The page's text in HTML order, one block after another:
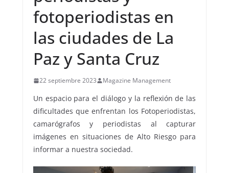
fotoperiodistas en
las ciudades de La
Paz y Santa Cruz
22 septiembre 2023 Magazine Management
Un espacio para el diálogo y la reflexión de las
dificultades que enfrentan los Fotoperiodistas,
camarógrafos y periodistas al capturar
imágenes en situaciones de Alto Riesgo para
informar a nuestra sociedad.